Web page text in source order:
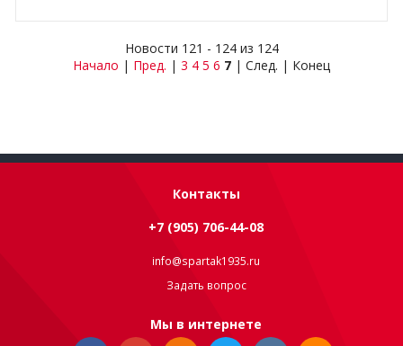
Новости 121 - 124 из 124
Начало | Пред. | 3 4 5 6 7 | След. | Конец
Контакты
+7 (905) 706-44-08
info@spartak1935.ru
Задать вопрос
Мы в интернете